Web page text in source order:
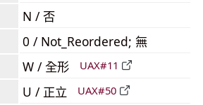
N / 否
0 / Not_Reordered; 無
W / 全形 UAX#11
U / 正立 UAX#50